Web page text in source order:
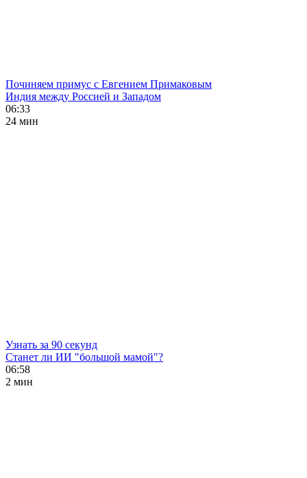
Починяем примус с Евгением Примаковым
Индия между Россией и Западом
06:33
24 мин
Узнать за 90 секунд
Станет ли ИИ "большой мамой"?
06:58
2 мин